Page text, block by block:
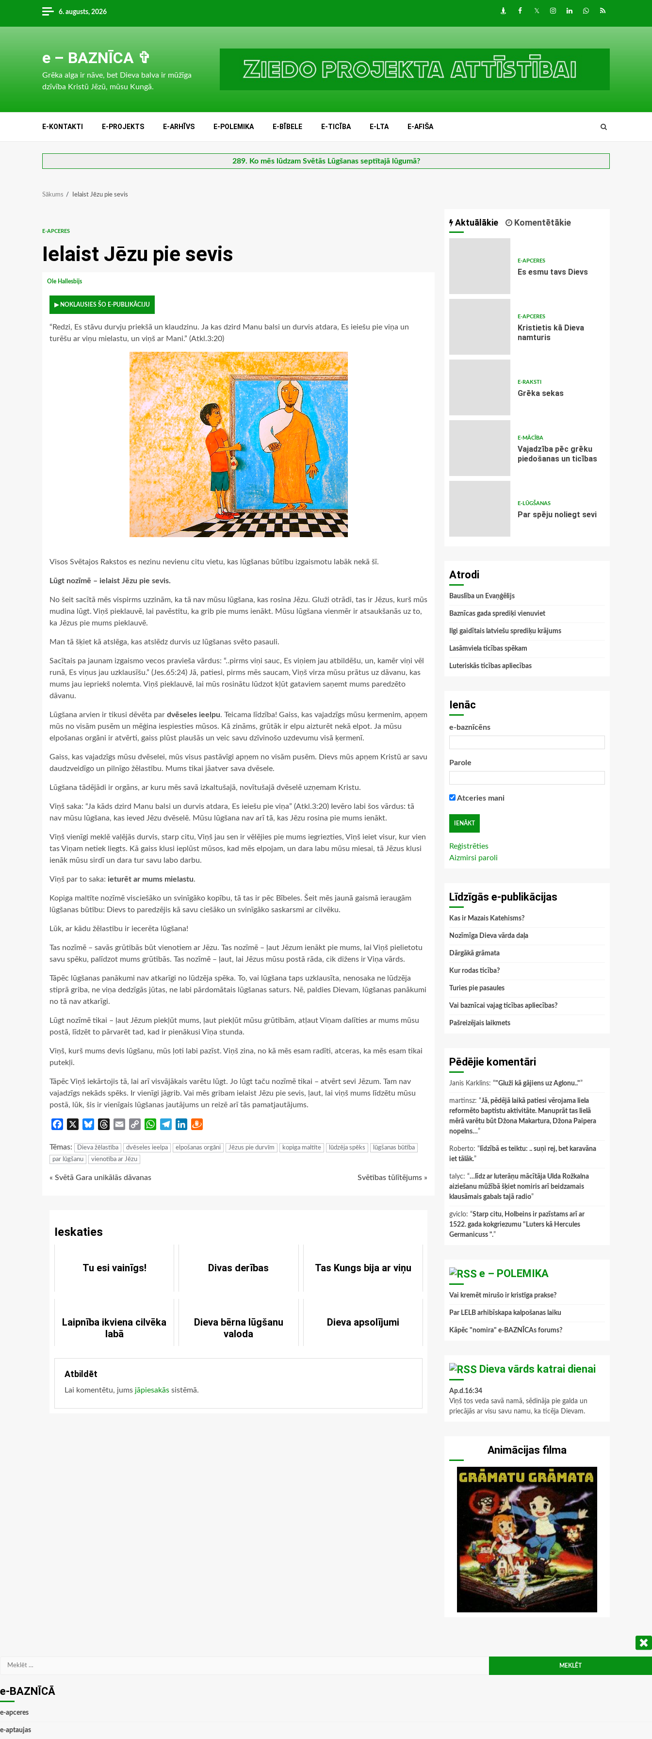
content
6. augusts, 2026 DraugiemFacebook
TwitterInstagram
LinkedInwhatsapp
RSS
e – BAZNĪCA ✞
Grēka alga ir nāve, bet Dieva balva ir mūžīga
dzīvība Kristū Jēzū, mūsu Kungā.
E-KONTAKTI E-PROJEKTS E-ARHĪVS E-POLEMIKA E-BĪBELE E-TICĪBA E-LTA E-AFIŠA
289. Ko mēs lūdzam Svētās Lūgšanas septītajā lūgumā?
Sākums Ielaist Jēzu pie sevis
E-APCERES
Ielaist Jēzu pie sevis
Ole Hallesbijs
▶ NOKLAUSIES ŠO E-PUBLIKĀCIJU
“Redzi, Es stāvu durvju priekšā un klaudzinu. Ja kas dzird Manu balsi un durvis atdara, Es ieiešu pie viņa un
turēšu ar viņu mielastu, un viņš ar Mani.” (Atkl.3:20)
Visos Svētajos Rakstos es nezinu nevienu citu vietu, kas lūgšanas būtību izgaismotu labāk nekā šī.
Lūgt nozīmē – ielaist Jēzu pie sevis.
No šeit sacītā mēs vispirms uzzinām, ka tā nav mūsu lūgšana, kas rosina Jēzu. Gluži otrādi, tas ir Jēzus, kurš mūs
mudina lūgt. Viņš pieklauvē, lai pavēstītu, ka grib pie mums ienākt. Mūsu lūgšana vienmēr ir atsaukšanās uz to,
ka Jēzus pie mums pieklauvē.
Man tā šķiet kā atslēga, kas atslēdz durvis uz lūgšanas svēto pasauli.
Sacītais pa jaunam izgaismo vecos pravieša vārdus: “..pirms viņi sauc, Es viņiem jau atbildēšu, un, kamēr viņi vēl
runā, Es viņus jau uzklausīšu.” (Jes.65:24) Jā, patiesi, pirms mēs saucam, Viņš virza mūsu prātus uz dāvanu, kas
mums jau iepriekš nolemta. Viņš pieklauvē, lai mūs rosinātu lūdzot kļūt gataviem saņemt mums paredzēto
dāvanu.
Lūgšana arvien ir tikusi dēvēta par dvēseles ieelpu. Teicama līdzība! Gaiss, kas vajadzīgs mūsu ķermenim, apņem
mūs no visām pusēm un mēģina iespiesties mūsos. Kā zināms, grūtāk ir elpu aizturēt nekā elpot. Ja mūsu
elpošanas orgāni ir atvērti, gaiss plūst plaušās un veic savu dzīvinošo uzdevumu visā ķermenī.
Gaiss, kas vajadzīgs mūsu dvēselei, mūs visus pastāvīgi apņem no visām pusēm. Dievs mūs apņem Kristū ar savu
daudzveidīgo un pilnīgo žēlastību. Mums tikai jāatver sava dvēsele.
Lūgšana tādējādi ir orgāns, ar kuru mēs savā izkaltušajā, novītušajā dvēselē uzņemam Kristu.
Viņš saka: “Ja kāds dzird Manu balsi un durvis atdara, Es ieiešu pie viņa” (Atkl.3:20) Ievēro labi šos vārdus: tā
nav mūsu lūgšana, kas ieved Jēzu dvēselē. Mūsu lūgšana nav arī tā, kas Jēzu rosina pie mums ienākt.
Viņš vienīgi meklē vaļējās durvis, starp citu, Viņš jau sen ir vēlējies pie mums iegriezties, Viņš ieiet visur, kur vien
tas Viņam netiek liegts. Kā gaiss klusi ieplūst mūsos, kad mēs elpojam, un dara labu mūsu miesai, tā Jēzus klusi
ienāk mūsu sirdī un dara tur savu labo darbu.
Viņš par to saka: ieturēt ar mums mielastu.
Kopiga maltīte nozīmē visciešāko un svinīgāko kopību, tā tas ir pēc Bībeles. Šeit mēs jaunā gaismā ieraugām
lūgšanas būtību: Dievs to paredzējis kā savu ciešāko un svinīgāko saskarsmi ar cilvēku.
Lūk, ar kādu žēlastību ir iecerēta lūgšana!
Tas nozīmē – savās grūtībās būt vienotiem ar Jēzu. Tas nozīmē – ļaut Jēzum ienākt pie mums, lai Viņš pielietotu
savu spēku, palīdzot mums grūtībās. Tas nozīmē – ļaut, lai Jēzus mūsu postā rāda, cik dižens ir Viņa vārds.
Tāpēc lūgšanas panākumi nav atkarīgi no lūdzēja spēka. To, vai lūgšana taps uzklausīta, nenosaka ne lūdzēja
stiprā griba, ne viņa dedzīgās jūtas, ne labi pārdomātais lūgšanas saturs. Nē, paldies Dievam, lūgšanas panākumi
no tā nav atkarīgi.
Lūgt nozīmē tikai – ļaut Jēzum piekļūt mums, ļaut piekļūt mūsu grūtībām, atļaut Viņam dalīties ar mums mūsu
postā, līdzēt to pārvarēt tad, kad ir pienākusi Viņa stunda.
Viņš, kurš mums devis lūgšanu, mūs ļoti labi pazīst. Viņš zina, no kā mēs esam radīti, atceras, ka mēs esam tikai
putekļi.
Tāpēc Viņš iekārtojis tā, lai arī visvājākais varētu lūgt. Jo lūgt taču nozīmē tikai – atvērt sevi Jēzum. Tam nav
vajadzīgs nekāds spēks. Ir vienīgi jāgrib. Vai mēs gribam ielaist Jēzu pie sevis, ļaut, lai viņš mums līdzētu mūsu
postā, lūk, šis ir vienīgais lūgšanas jautājums un reizē arī tās pamatjautājums.
Facebook BlueskyThreads
Email
Copy
WhatsApp
TelegramLinkedIn
Tēmas: Dieva žēlastība dvēseles ieelpa elpošanas orgāni Jēzus pie durvīm kopiga maltīte lūdzēja spēks
lūgšanas būtība
par lūgšanu
vienotība ar Jēzu
Continue
« Svētā Gara unikālās dāvanas Svētības tūlītējums »
Ieskaties
Tu esi vainīgs! Divas derības Tas Kungs bija ar viņu
Laipnība ikviena cilvēka
labā
Dieva bērna lūgšanu
valoda
Dieva apsolījumi
Atbildēt
Lai komentētu, jums jāpiesakās sistēmā.
Aktuālākie Komentētākie
E-APCERES
Es esmu tavs Dievs
E-APCERES
Kristietis kā Dieva
namturis
E-RAKSTI
Grēka sekas
E-MĀCĪBA
Vajadzība pēc grēku
piedošanas un ticības
E-LŪGŠANAS
Par spēju noliegt sevi
Atrodi
Bauslība un Evaņģēlijs
Baznīcas gada sprediķi vienuviet
Ilgi gaidītais latviešu sprediķu krājums
Lasāmviela ticības spēkam
Luteriskās ticības apliecības
Ienāc
e-baznīcēns
Parole
Atceries mani
Reģistrēties
Aizmirsi paroli
Līdzīgās e-publikācijas
Kas ir Mazais Katehisms?
Nozīmīga Dieva vārda daļa
Dārgākā grāmata
Kur rodas ticība?
Turies pie pasaules
Vai baznīcai vajag ticības apliecības?
Pašreizējais laikmets
Pēdējie komentāri
Janis Karklins: “"Gluži kā gājiens uz Aglonu.."”
martinsz: “Jā, pēdējā laikā patiesi vērojama liela
reformēto baptistu aktivitāte. Manuprāt tas lielā
mērā varētu būt Džona Makartura, Džona Paipera
nopelns…”
Roberto: “ līdzībā es teiktu: .. suņi rej, bet karavāna
iet tālāk.”
talyc: “…līdz ar luterāņu mācītāja Ulda Rožkalna
aiziešanu mūžībā šķiet nomiris arī beidzamais
klausāmais gabals tajā radio”
gviclo: “Starp citu, Holbeins ir pazīstams arī ar
1522. gada kokgriezumu "Luters kā Hercules
Germanicuss ".”
e – POLEMIKA
Vai kremēt mirušo ir kristīga prakse?
Par LELB arhibīskapa kalpošanas laiku
Kāpēc "nomira" e-BAZNĪCAs forums?
Dieva vārds katrai dienai
Ap.d.16:34
Viņš tos veda savā namā, sēdināja pie galda un
priecājās ar visu savu namu, ka ticēja Dievam.
Animācijas filma
Meklēt:
e-BAZNĪCĀ
e-apceres
e-aptaujas